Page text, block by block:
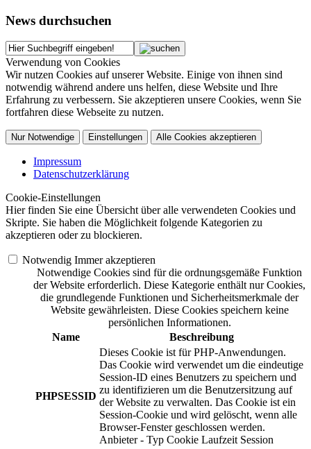
News durchsuchen
Verwendung von Cookies
Wir nutzen Cookies auf unserer Website. Einige von ihnen sind
notwendig während andere uns helfen, diese Website und Ihre
Erfahrung zu verbessern. Sie akzeptieren unsere Cookies, wenn Sie
fortfahren diese Webseite zu nutzen.
Nur Notwendige Einstellungen Alle Cookies akzeptieren
Impressum
Datenschutzerklärung
Cookie-Einstellungen
Hier finden Sie eine Übersicht über alle verwendeten Cookies und
Skripte. Sie haben die Möglichkeit folgende Kategorien zu
akzeptieren oder zu blockieren.
Notwendig Immer akzeptieren
Notwendige Cookies sind für die ordnungsgemäße Funktion
der Website erforderlich. Diese Kategorie enthält nur Cookies,
die grundlegende Funktionen und Sicherheitsmerkmale der
Website gewährleisten. Diese Cookies speichern keine
persönlichen Informationen.
Name
Beschreibung
PHPSESSID
Dieses Cookie ist für PHP-Anwendungen.
Das Cookie wird verwendet um die eindeutige
Session-ID eines Benutzers zu speichern und
zu identifizieren um die Benutzersitzung auf
der Website zu verwalten. Das Cookie ist ein
Session-Cookie und wird gelöscht, wenn alle
Browser-Fenster geschlossen werden.
Anbieter - Typ Cookie Laufzeit Session